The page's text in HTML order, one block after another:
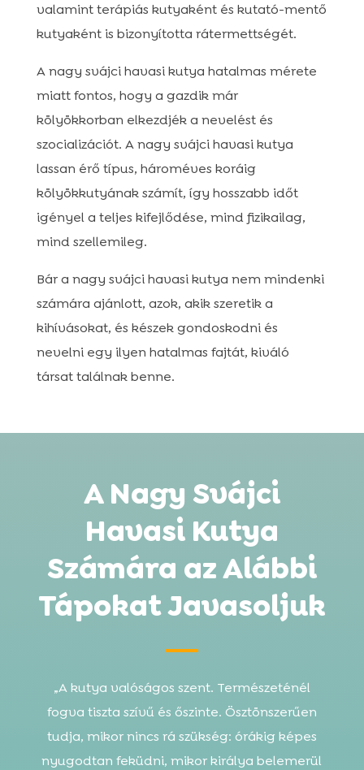
valamint terápiás kutyaként és kutató-mentő
kutyaként is bizonyította rátermettségét.
A nagy svájci havasi kutya hatalmas mérete
miatt fontos, hogy a gazdik már
kölyökkorban elkezdjék a nevelést és
szocializációt. A nagy svájci havasi kutya
lassan érő típus, hároméves koráig
kölyökkutyának számít, így hosszabb időt
igényel a teljes kifejlődése, mind fizikailag,
mind szellemileg.
Bár a nagy svájci havasi kutya nem mindenki
számára ajánlott, azok, akik szeretik a
kihívásokat, és készek gondoskodni és
nevelni egy ilyen hatalmas fajtát, kiváló
társat találnak benne.
A Nagy Svájci
Havasi Kutya
Számára az Alábbi
Tápokat Javasoljuk
„A kutya valóságos szent. Természeténél
fogva tiszta szívű és őszinte. Ösztönszerűen
tudja, mikor nincs rá szükség: órákig képes
nyugodtan feküdni, mikor királya belemerül